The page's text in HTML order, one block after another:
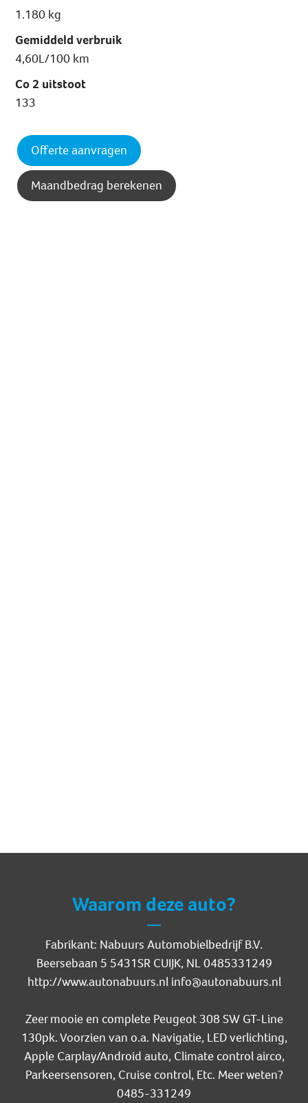
1.180 kg
Gemiddeld verbruik
4,60L/100 km
Co 2 uitstoot
133
Offerte aanvragen
Maandbedrag berekenen
Waarom deze auto?
Fabrikant: Nabuurs Automobielbedrijf B.V.
Beersebaan 5 5431SR CUIJK, NL 0485331249
http://www.autonabuurs.nl info@autonabuurs.nl
Zeer mooie en complete Peugeot 308 SW GT-Line
130pk. Voorzien van o.a. Navigatie, LED verlichting,
Apple Carplay/Android auto, Climate control airco,
Parkeersensoren, Cruise control, Etc. Meer weten?
0485-331249